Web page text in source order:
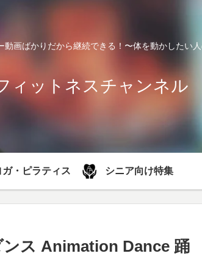
画ばかりだから継続できる！〜体を動かしたい
ィットネスチャンネル
ガ・ピラティス シニア向け特集
ス Animation Dance 踊